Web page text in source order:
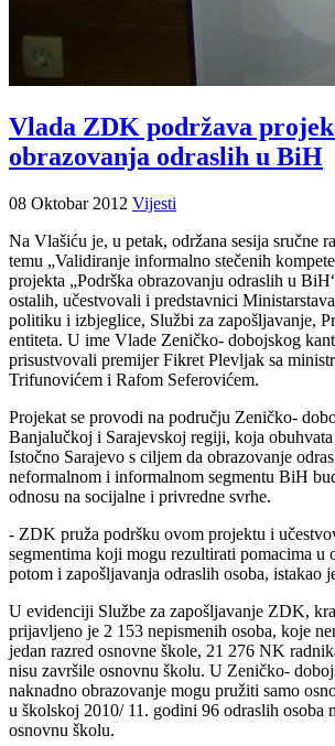
Vlada ZDK podržava
obrazovanja odraslih u BiH
08 Oktobar 2012 Vijesti
Na Vlašiću je, u petak, održana sesija sručne
temu „Validiranje informalno stečenih
projekta „Podrška obrazovanju odraslih u
ostalih, učestvovali i predstavnici
politiku i izbjeglice, Službi za zapošljavanje,
entiteta. U ime Vlade Zeničko- dobojskog
prisustvovali premijer Fikret Plevljak sa
Trifunovićem i Rafom Seferovićem.
Projekat se provodi na području Zeničko-
Banjalučkoj i Sarajevskoj regiji, koja
Istočno Sarajevo s ciljem da obrazovanje
neformalnom i informalnom segmentu BiH
odnosu na socijalne i privredne svrhe.
- ZDK pruža podršku ovom projektu i
segmentima koji mogu rezultirati pomacima u
potom i zapošljavanja odraslih osoba, istakao
U evidenciji Službe za zapošljavanje ZDK,
prijavljeno je 2 153 nepismenih osoba, koje
jedan razred osnovne škole, 21 276 NK
nisu završile osnovnu školu. U Zeničko-
naknadno obrazovanje mogu pružiti samo
u školskoj 2010/ 11. godini 96 odraslih osoba
osnovnu školu.